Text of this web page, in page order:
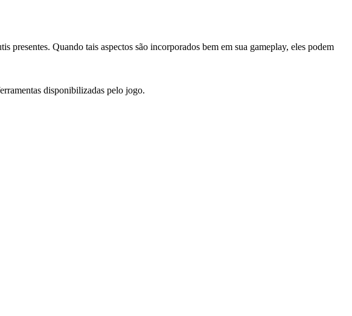
Quando tais aspectos são incorporados bem em sua gameplay, eles podem
disponibilizadas pelo jogo.